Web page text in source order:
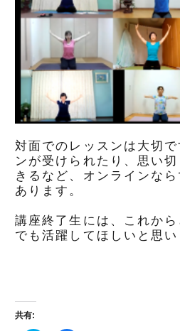
対面でのレッスンは大切
ンが受けられたり、思い
きるなど、オンラインな
あります。
講座終了生には、これか
でも活躍してほしいと思い
共有: